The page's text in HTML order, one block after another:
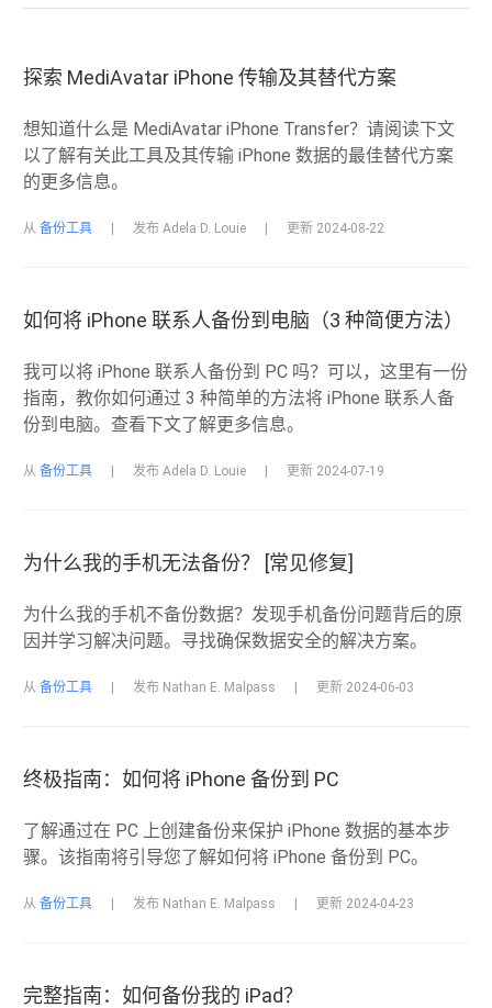
Android的ROM
升级
冻结
探索 MediAvatar iPhone 传输及其替代方案
想知道什么是 MediAvatar iPhone Transfer？请阅读下文
以了解有关此工具及其传输 iPhone 数据的最佳替代方案
的更多信息。
从备份工具 发布 Adela D. Louie 更新 2024-08-22
如何将 iPhone 联系人备份到电脑（3 种简便方法）
我可以将 iPhone 联系人备份到 PC 吗？可以，这里有一份
指南，教你如何通过 3 种简单的方法将 iPhone 联系人备
份到电脑。查看下文了解更多信息。
从备份工具 发布 Adela D. Louie 更新 2024-07-19
为什么我的手机无法备份？ [常见修复]
为什么我的手机不备份数据？发现手机备份问题背后的原
因并学习解决问题。寻找确保数据安全的解决方案。
从备份工具 发布 Nathan E. Malpass 更新 2024-06-03
终极指南：如何将 iPhone 备份到 PC
了解通过在 PC 上创建备份来保护 iPhone 数据的基本步
骤。该指南将引导您了解如何将 iPhone 备份到 PC。
从备份工具 发布 Nathan E. Malpass 更新 2024-04-23
完整指南：如何备份我的 iPad？